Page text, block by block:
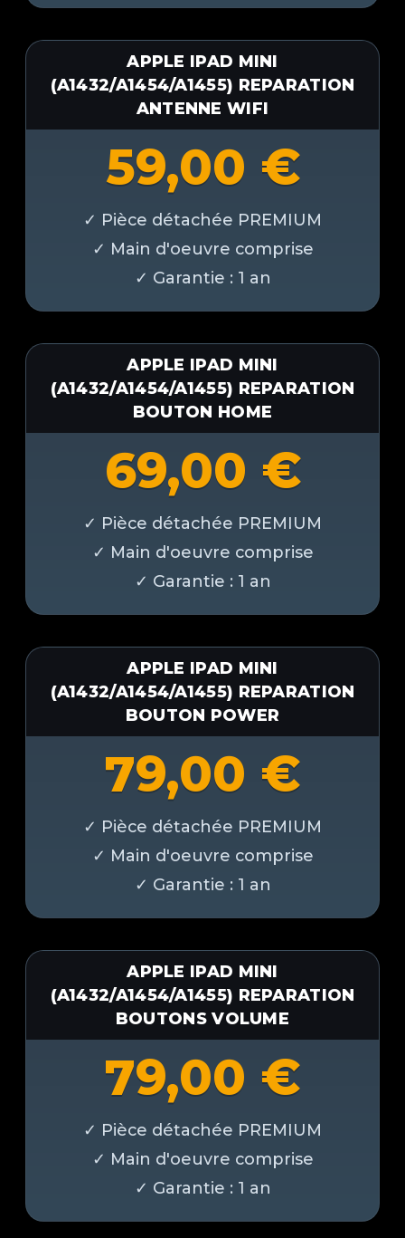
APPLE IPAD MINI
(A1432/A1454/A1455) REPARATION
ANTENNE WIFI
59,00 €
APPLE IPAD MINI
(A1432/A1454/A1455) REPARATION
BOUTON HOME
69,00 €
APPLE IPAD MINI
(A1432/A1454/A1455) REPARATION
BOUTON POWER
79,00 €
APPLE IPAD MINI
(A1432/A1454/A1455) REPARATION
BOUTONS VOLUME
79,00 €